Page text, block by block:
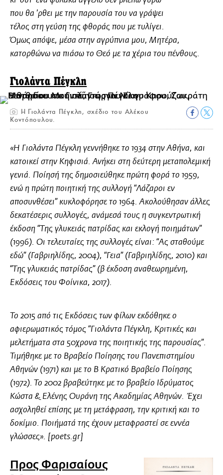
που θα ’ρθει με την παρουσία του να γράψει
τέλος στη γεύση της φθοράς που με τυλίγει.
Όμως απόψε, μέσα στην αγρύπνια μου, Μητέρα,
κατορθώνω να πιάσω το Θεό με τα χέρια του πένθους.
Γιολάντα Πέγκλη
Η Γιολάντα Πέγκλη, σχέδιο του Αλέκου
Κοντόπουλου.
«Η Γιολάντα Πέγκλη γεννήθηκε το 1934 στην Αθήνα, και
κατοικεί στην Κηφισιά. Ανήκει στη δεύτερη μεταπολεμική
γενιά. Ποίησή της δημοσιεύθηκε πρώτη φορά το 1959,
ενώ η πρώτη ποιητική της συλλογή “Λάζαροι εν
αποσυνθέσει” κυκλοφόρησε το 1964. Ακολούθησαν άλλες
δεκατέσερις συλλογές, ανάμεσά τους η συγκεντρωτική
έκδοση “Της γλυκειάς πατρίδας και εκλογή ποιημάτων”
(1996). Οι τελευταίες της συλλογές είναι: “Ας σταθούμε
εδώ” (Γαβριηλίδης, 2004), “Γεια” (Γαβριηλίδης, 2010) και
“Της γλυκειάς πατρίδας” (β έκδοση αναθεωρημένη,
Εκδόσεις του Φοίνικα, 2017).
Το 2015 από τις Εκδόσεις των φίλων εκδόθηκε ο
αφιερωματικός τόμος “Γιολάντα Πέγκλη, Κριτικές και
μελετήματα στα 50χρονα της ποιητικής της παρουσίας”.
Τιμήθηκε με το Βραβείο Ποίησης του Πανεπιστημίου
Αθηνών (1971) και με το Β Κρατικό Βραβείο Ποίησης
(1972). Το 2002 βραβεύτηκε με το βραβείο Ιδρύματος
Κώστα & Ελένης Ουράνη της Ακαδημίας Αθηνών. Έχει
ασχοληθεί επίσης με τη μετάφραση, την κριτική και το
δοκίμιο. Ποιήματά της έχουν μεταφραστεί σε εννέα
γλώσσες». [poets.gr]
Προς Φαρισαίους